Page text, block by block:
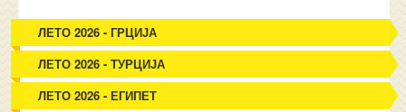
ЛЕТО 2026 - ГРЦИЈА
ЛЕТО 2026 - ТУРЦИЈА
ЛЕТО 2026 - ЕГИПЕТ